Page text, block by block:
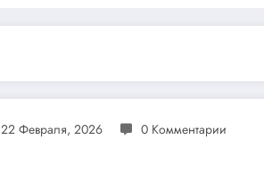
22 Февраля, 2026 0 Комментарии